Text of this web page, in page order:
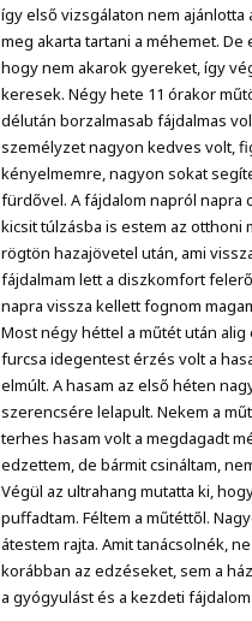
így első vizsgálaton nem ajánlotta
meg akarta tartani a méhemet. De
hogy nem akarok gyereket, így
keresek. Négy hete 11 órakor
délután borzalmasab fájdalmas
személyzet nagyon kedves volt,
kényelmemre, nagyon sokat
fürdővel. A fájdalom napról napra
kicsit túlzásba is estem az otthoni
rögtön hazajövetel után, ami
fájdalmam lett a diszkomfort
napra vissza kellett fognom
Most négy héttel a műtét után alig
furcsa idegentest érzés volt a
elmúlt. A hasam az első héten
szerencsére lelapult. Nekem a
terhes hasam volt a megdagadt
edzettem, de bármit csináltam,
Végül az ultrahang mutatta ki,
puffadtam. Féltem a műtéttől.
átestem rajta. Amit tanácsolnék,
korábban az edzéseket, sem a
a gyógyulást és a kezdeti